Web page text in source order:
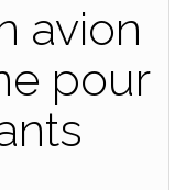
avion
pour